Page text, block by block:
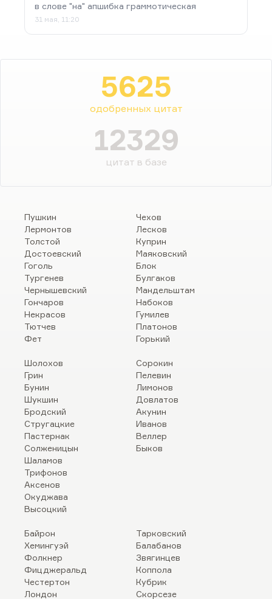
в слове "на" апшибка граммотическая
31 мая, 11:20
5625
одобренных цитат
12329
цитат в базе
Пушкин
Лермонтов
Толстой
Достоевский
Гоголь
Тургенев
Чернышевский
Гончаров
Некрасов
Тютчев
Фет
Чехов
Лесков
Куприн
Маяковский
Блок
Булгаков
Мандельштам
Набоков
Гумилев
Платонов
Горький
Шолохов
Грин
Бунин
Шукшин
Бродский
Стругацкие
Пастернак
Солженицын
Шаламов
Трифонов
Аксенов
Окуджава
Высоцкий
Сорокин
Пелевин
Лимонов
Довлатов
Акунин
Иванов
Веллер
Быков
Байрон
Хемингуэй
Фолкнер
Фицджеральд
Честертон
Лондон
Тарковский
Балабанов
Звягинцев
Коппола
Кубрик
Скорсезе